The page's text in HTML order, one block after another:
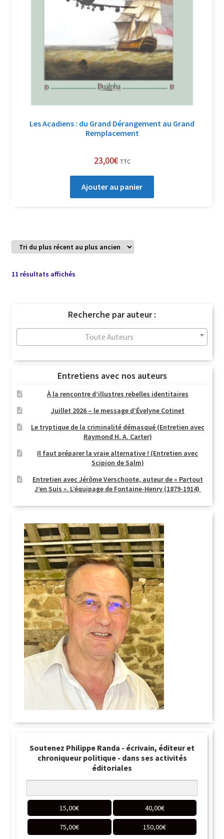
Les Acadiens : du Grand Dérangement au Grand
Remplacement
23,00€ TTC
Ajouter au panier
11 résultats affichésTrié
au
plus
ancien
Recherche par auteur :
Toute Auteurs
Entretiens avec nos auteurs
À la rencontre d’illustres rebelles identitaires
Juillet 2026 – le message d’Évelyne Cotinet
Le tryptique de la criminalité démasqué (Entretien avec
Raymond H. A. Carter)
Il faut préparer la vraie alternative ! (Entretien avec
Scipion de Salm)
Entretien avec Jérôme Verschoote, auteur de « Partout
J’en Suis ». L’équipage de Fontaine-Henry (1879-1914)
Soutenez Philippe Randa - écrivain, éditeur et
chroniqueur politique - dans ses activités
éditoriales
15,00€ 40,00€
75,00€ 150,00€